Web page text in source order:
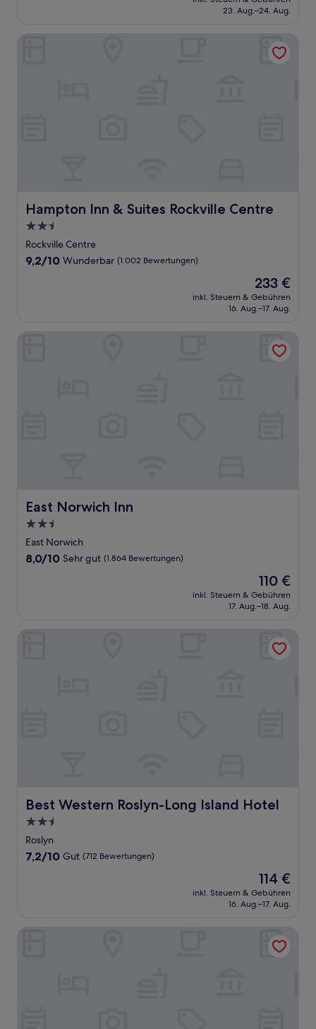
beträgt
23. Aug.–24. Aug.
Hampton Inn & Suites Rockville Centre
Hampton Inn & Suites Rockville Centre
2.5-
Sterne-
Unterkunft
Rockville Centre
9.2
9,2/10 Wunderbar (1.002 Bewertungen)
Der
Preis
beträgt
233 €
inkl. Steuern & Gebühren
16. Aug.–17. Aug.
East Norwich Inn
East Norwich Inn
2.5-
Sterne-
Unterkunft
East Norwich
8.0
Bewertungen)
8,0/10 Sehr gut (1.864 Bewertungen)
Der
Preis
beträgt
110 €
inkl. Steuern & Gebühren
17. Aug.–18. Aug.
Best Western Roslyn-Long Island Hotel
Best Western Roslyn-Long Island Hotel
2.5-
Sterne-
Unterkunft
Roslyn
7.2
7,2/10 Gut (712 Bewertungen)
Der
Preis
beträgt
114 €
inkl. Steuern & Gebühren
16. Aug.–17. Aug.